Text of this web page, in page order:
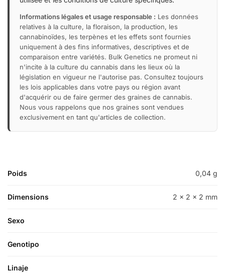
Informations légales et usage responsable : Les données
relatives à la culture, la floraison, la production, les
cannabinoïdes, les terpènes et les effets sont fournies
uniquement à des fins informatives, descriptives et de
comparaison entre variétés. Bulk Genetics ne promeut ni
n'incite à la culture du cannabis dans les lieux où la
législation en vigueur ne l'autorise pas. Consultez toujours
les lois applicables dans votre pays ou région avant
d'acquérir ou de faire germer des graines de cannabis.
Nous vous rappelons que nos graines sont vendues
exclusivement en tant qu'articles de collection.
Poids 0,04 g
Dimensions 2 × 2 × 2 mm
Sexo
Genotipo
Linaje